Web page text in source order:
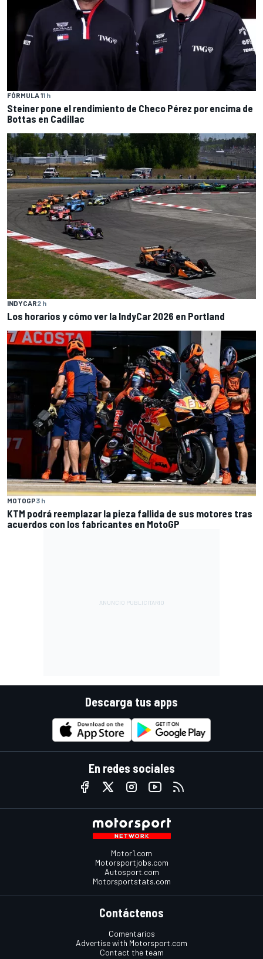
FÓRMULA 11 h
Steiner pone el rendimiento de Checo Pérez por encima de
Bottas en Cadillac
INDYCAR2 h
Los horarios y cómo ver la IndyCar 2026 en Portland
MOTOGP3 h
KTM podrá reemplazar la pieza fallida de sus motores tras
acuerdos con los fabricantes en MotoGP
Descarga tus apps
En redes sociales
Motor1.com
Motorsportjobs.com
Autosport.com
Motorsportstats.com
Contáctenos
Comentarios
Advertise with Motorsport.com
Contact the team